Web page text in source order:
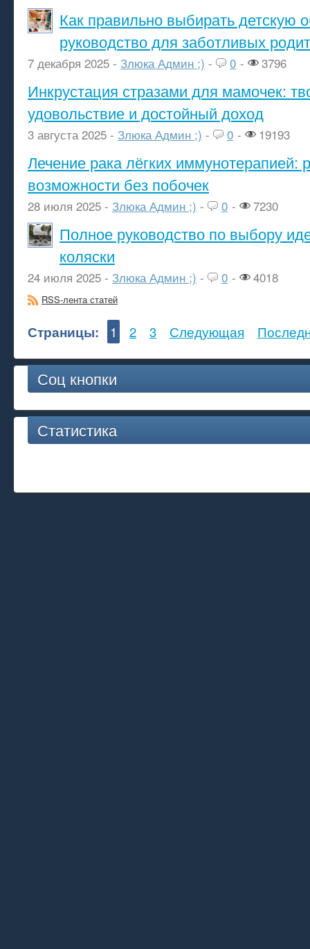
Как правильно выбирать детскую
руководство для заботливых
7 декабря 2025 - Злюка Админ ;) - 0 - 3796
Инкрустация стразами для мамочек:
удовольствие и достойный доход
3 августа 2025 - Злюка Админ ;) - 0 - 19193
Лечение рака лёгких иммунотерапией:
возможности без побочек
28 июля 2025 - Злюка Админ ;) - 0 - 7230
Полное руководство по выбору
коляски
24 июля 2025 - Злюка Админ ;) - 0 - 4018
RSS-лента статей
Страницы: 1 2 3 Следующая
Соц кнопки
Статистика